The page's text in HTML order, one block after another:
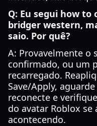
Q: Eu segui how to
bridger western,
saio. Por quê?
A: Provavelmente o
confirmado, ou um
recarregado.
Save/Apply,
reconecte e
do avatar Roblox
acontecendo.